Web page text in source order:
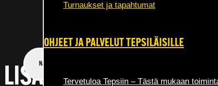
Turnaukset ja tapahtumat
OHJEET JA PALVELUT TEPSILÄISILLE
Tervetuloa Tepsiin – Tästä mukaan
NAPSAUTA HYVÄKSYÄKSESI TÄMÄN PALVELUN EVÄSTEET
LISÄÄ UUTISIA